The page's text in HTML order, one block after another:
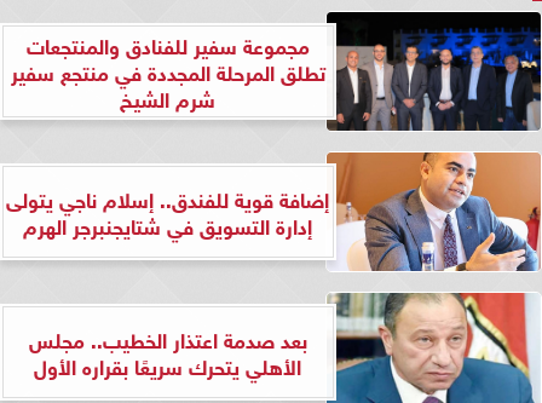
مجموعة سفير للفنادق والمنتجعات
تطلق المرحلة المجددة في منتجع سفير
شرم الشيخ
إضافة قوية للفندق.. إسلام ناجي يتولى
إدارة التسويق في شتايجنبرجر الهرم
بعد صدمة اعتذار الخطيب.. مجلس
الأهلي يتحرك سريعًا بقراره الأول